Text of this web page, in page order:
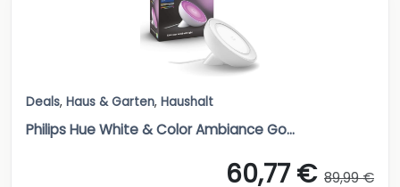
Deals, Haus & Garten, Haushalt
Philips Hue White & Color Ambiance Go...
60,77 € 89,99 €